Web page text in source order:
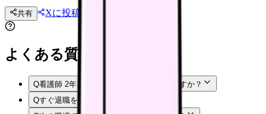
共有 Xに投稿
よくある質問
Q看護師 2年目 辞めたいで悩むのは甘えですか？
Qすぐ退職を伝えてもいいですか？